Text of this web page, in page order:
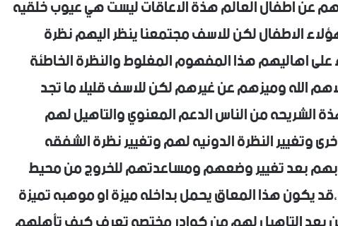
عن اطفال العالم هذة الاعاقات ليست هي عيوب خلقيه
الاطفال لكن للاسف مجتمعنا ينظر اليهم نظرة
اهاليهم هذا المفهوم المغلوط والنظرة الخاطئة
الله وميزهم عن غيرهم لكن للاسف قليلا ما تجد
الشريحه من الناس الدعم المعنوي والتاهيل لهم
وتغيير النظرة الدونيه لهم وتغيير نظرة الشفقه
بعد تغيير وضعهم ومساعدتهم للخروج من محيط
يكون هذا المعاق يحمل بداخله ميزة او موهبه تميزة